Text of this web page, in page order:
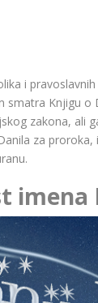
i
smatra Knjigu o
zakona, ali
za proroka,
imena